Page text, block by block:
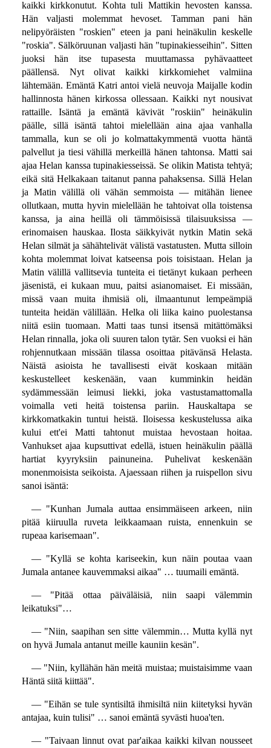
kaikki kirkkonutut. Kohta tuli Mattikin hevosten kanssa.
Hän valjasti molemmat hevoset. Tamman pani hän
nelipyöräisten "roskien" eteen ja pani heinäkulin keskelle
"roskia". Sälköruunan valjasti hän "tupinakiesseihin". Sitten
juoksi hän itse tupasesta muuttamassa pyhävaatteet
päällensä. Nyt olivat kaikki kirkkomiehet valmiina
lähtemään. Emäntä Katri antoi vielä neuvoja Maijalle kodin
hallinnosta hänen kirkossa ollessaan. Kaikki nyt nousivat
rattaille. Isäntä ja emäntä kävivät "roskiin" heinäkulin
päälle, sillä isäntä tahtoi mielellään aina ajaa vanhalla
tammalla, kun se oli jo kolmattakymmentä vuotta häntä
palvellut ja tiesi vähillä merkeillä hänen tahtonsa. Matti sai
ajaa Helan kanssa tupinakiesseissä. Se olikin Matista tehtyä;
eikä sitä Helkakaan taitanut panna pahaksensa. Sillä Helan
ja Matin välillä oli vähän semmoista — mitähän lienee
ollutkaan, mutta hyvin mielellään he tahtoivat olla toistensa
kanssa, ja aina heillä oli tämmöisissä tilaisuuksissa —
erinomaisen hauskaa. Ilosta säikkyivät nytkin Matin sekä
Helan silmät ja sähähtelivät välistä vastatusten. Mutta silloin
kohta molemmat loivat katseensa pois toisistaan. Helan ja
Matin välillä vallitsevia tunteita ei tietänyt kukaan perheen
jäsenistä, ei kukaan muu, paitsi asianomaiset. Ei missään,
missä vaan muita ihmisiä oli, ilmaantunut lempeämpiä
tunteita heidän välillään. Helka oli liika kaino puolestansa
niitä esiin tuomaan. Matti taas tunsi itsensä mitättömäksi
Helan rinnalla, joka oli suuren talon tytär. Sen vuoksi ei hän
rohjennutkaan missään tilassa osoittaa pitävänsä Helasta.
Näistä asioista he tavallisesti eivät koskaan mitään
keskustelleet keskenään, vaan kumminkin heidän
sydämmessään leimusi liekki, joka vastustamattomalla
voimalla veti heitä toistensa pariin. Hauskaltapa se
kirkkomatkakin tuntui heistä. Iloisessa keskustelussa aika
kului ett'ei Matti tahtonut muistaa hevostaan hoitaa.
Vanhukset ajaa kupsuttivat edellä, istuen heinäkulin päällä
hartiat kyyryksiin painuneina. Puhelivat keskenään
monenmoisista seikoista. Ajaessaan riihen ja ruispellon sivu
sanoi isäntä:
— "Kunhan Jumala auttaa ensimmäiseen arkeen, niin
pitää kiiruulla ruveta leikkaamaan ruista, ennenkuin se
rupeaa karisemaan".
— "Kyllä se kohta kariseekin, kun näin poutaa vaan
Jumala antanee kauvemmaksi aikaa" … tuumaili emäntä.
— "Pitää ottaa päiväläisiä, niin saapi välemmin
leikatuksi"…
— "Niin, saapihan sen sitte välemmin… Mutta kyllä nyt
on hyvä Jumala antanut meille kauniin kesän".
— "Niin, kyllähän hän meitä muistaa; muistaisimme vaan
Häntä siitä kiittää".
— "Eihän se tule syntisiltä ihmisiltä niin kiitetyksi hyvän
antajaa, kuin tulisi" … sanoi emäntä syvästi huoa'ten.
— "Taivaan linnut ovat par'aikaa kaikki kilvan nousseet